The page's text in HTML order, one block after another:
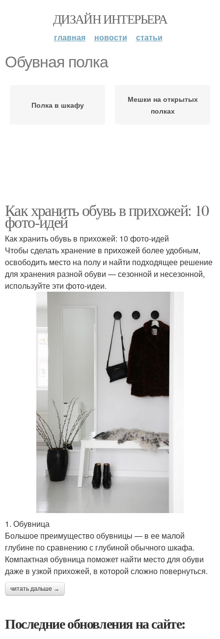
ДИЗАЙН ИНТЕРЬЕРА
главная новости статьи
Обувная полка
Полка в шкафу
Мешки на открытых
полках
Как хранить обувь в прихожей: 10
фото-идей
Как хранить обувь в прихожей: 10 фото-идей
Чтобы сделать хранение в прихожей более удобным,
освободить место на полу и найти подходящее решение
для хранения разной обуви — сезонной и несезонной,
используйте эти фото-идеи.
1. Обувница
Большое преимущество обувницы — в ее малой
глубине по сравнению с глубиной обычного шкафа.
Компактная обувница поможет найти место для обуви
даже в узкой прихожей, в которой сложно повернуться.
читать дальше →
Последние обновления на сайте: